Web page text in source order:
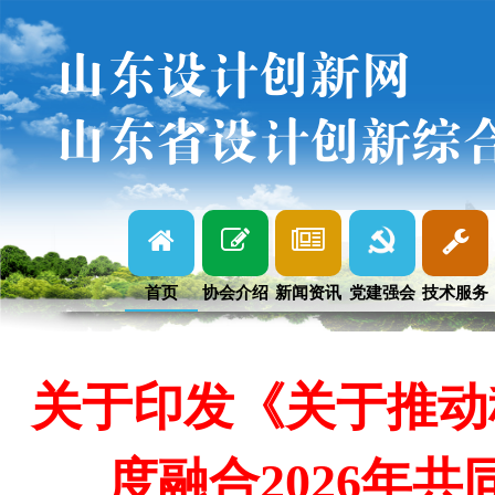
山东设计创新网
山东省设计创新综
首页 协会介绍 新闻资讯 党建强会 技术服务
关于印发《关于推
度融合2026年共